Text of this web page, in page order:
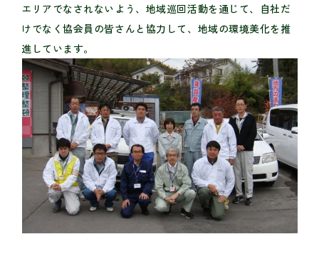
エリアでなされないよう、地域巡回活動を通じて、自社だ
けでなく協会員の皆さんと協力して、地域の環境美化を推
進しています。